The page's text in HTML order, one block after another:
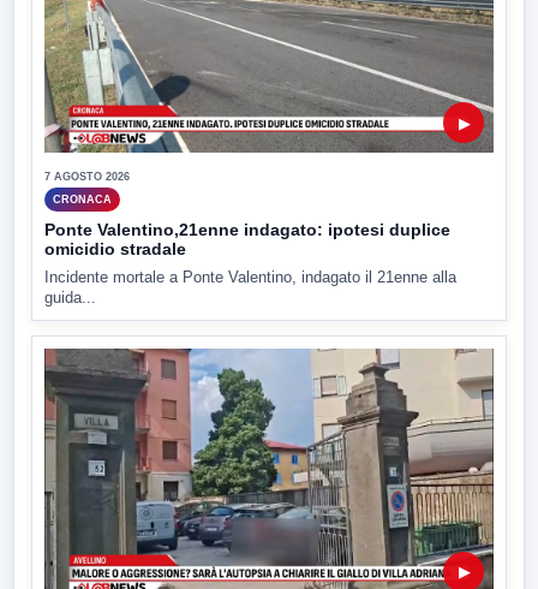
▶
7 AGOSTO 2026
CRONACA
Ponte Valentino,21enne indagato: ipotesi duplice
omicidio stradale
Incidente mortale a Ponte Valentino, indagato il 21enne alla
guida...
▶